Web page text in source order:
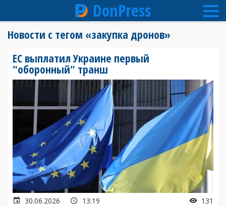
содержанию
DonPress
Новости с тегом «закупка дронов»
ЕС выплатил Украине первый
"оборонный" транш
30.06.2026 13:19 131